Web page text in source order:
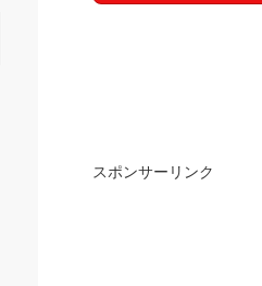
スポンサーリンク